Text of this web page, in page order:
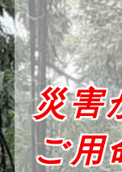
災害
ご用